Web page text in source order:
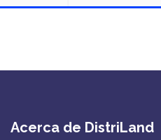
Acerca de DistriLand